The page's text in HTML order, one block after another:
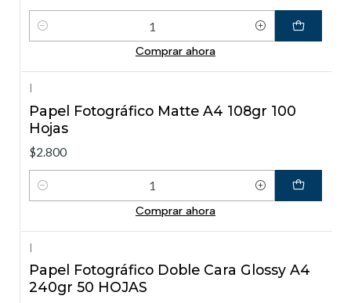
Cantidad
Comprar ahora
|
Papel Fotográfico Matte A4 108gr 100
Hojas
$2.800
Cantidad
Comprar ahora
|
Papel Fotográfico Doble Cara Glossy A4
240gr 50 HOJAS